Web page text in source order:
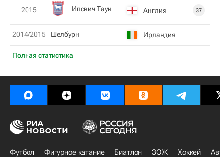
Полная статистика
2015 Ипсвич Таун Англия 37
2014/2015 Шелбурн Ирландия
Футбол Фигурное катание Биатлон ЗОЖ Хоккей